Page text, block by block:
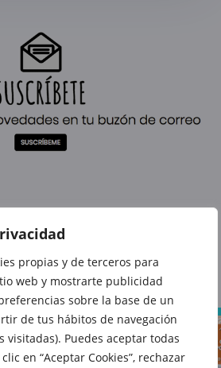
propias y de terceros para
web y mostrarte publicidad
sobre la base de un
de tus hábitos de navegación
visitadas). Puedes aceptar todas
en “Aceptar Cookies”, rechazar
puede interesar